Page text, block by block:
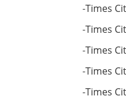
-Times
-Times
-Times
-Times
-Times